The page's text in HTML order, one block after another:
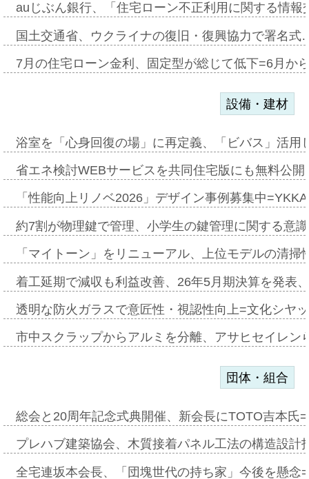
auじぶん銀行、「住宅ローン不正利用に関する情
国土交通省、ウクライナの復旧・復興協力で署名
7月の住宅ローン金利、固定型が総じて低下=6月か
設備・建材
浴室を「心身回復の場」に再定義、「ビバス」活
省エネ検討WEBサービスを共同住宅版にも無料公
「性能向上リノベ2026」デザイン事例募集中
約7割が物理鍵で管理、小学生の鍵管理に関する意
「マイトーン」をリニューアル、上位モデルの清
着工延期で減収も利益改善、26年5月期決算を発表
透明な防火ガラスで意匠性・視認性向上=文化シヤ
市中スクラップからアルミを分離、アサヒセイレ
団体・組合
総会と20周年記念式典開催、新会長にTOTO吉本氏
プレハブ建築協会、木質接着パネル工法の構造設
全宅連坂本会長、「団塊世代の持ち家」今後を懸